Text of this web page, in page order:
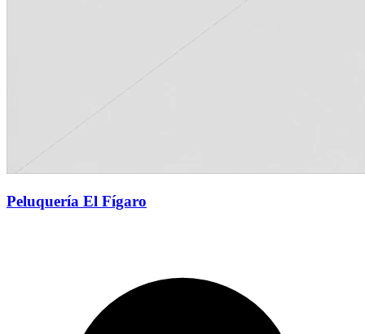
Peluquería El Fígaro